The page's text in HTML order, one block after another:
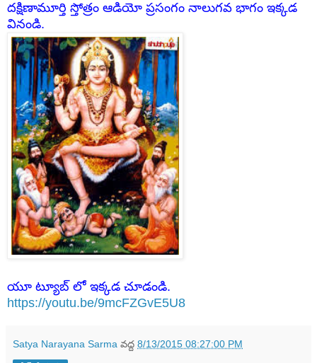
దక్షిణామూర్తి స్తోత్రం ఆడియో ప్రసంగం నాలుగవ భాగం ఇక్కడ
వినండి.
యూ ట్యూబ్ లో ఇక్కడ చూడండి.
https://youtu.be/9mcFZGvE5U8
Satya Narayana Sarma వద్ద 8/13/2015 08:27:00 PM